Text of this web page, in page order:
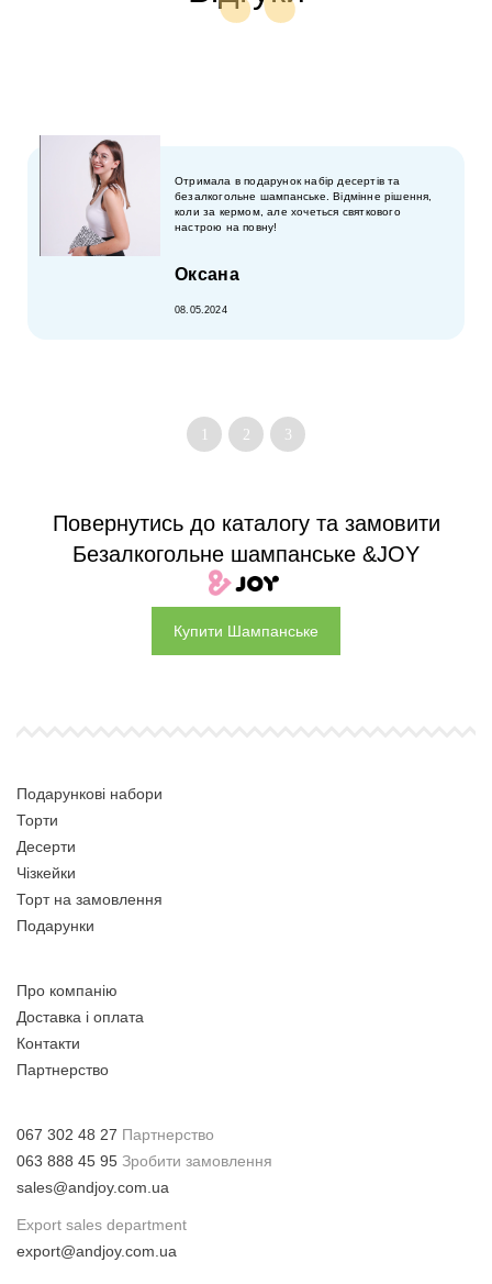
Оксана
08.05.2024
Отримала в подарунок набір десертів та
безалкогольне шампанське. Відмінне рішення,
коли за кермом, але хочеться святкового
настрою на повну!
2 3
Повернутись до каталогу та замовити
Безалкогольне шампанське &JOY
Купити Шампанське
Подарункові набори
Торти
Десерти
Чізкейки
Торт на замовлення
Подарунки
Про компанію
Доставка і оплата
Контакти
Партнерство
067 302 48 27 Партнерство
063 888 45 95 Зробити замовлення
sales@andjoy.com.ua
Export sales department
export@andjoy.com.ua